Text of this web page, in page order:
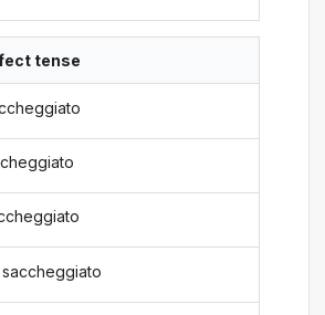
tense